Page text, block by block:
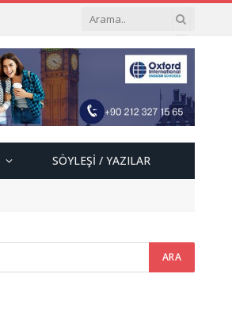
SÖYLEŞI / YAZILAR